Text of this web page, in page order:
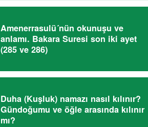
Amenerrasulü´nün okunuşu ve
anlamı. Bakara Suresi son iki ayet
(285 ve 286)
Duha (Kuşluk) namazı nasıl kılınır?
Gündoğumu ve öğle arasında kılınır
mı?